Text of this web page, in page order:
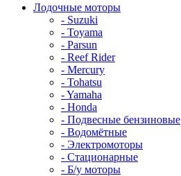
Лодочные моторы
- Suzuki
- Toyama
- Parsun
- Reef Rider
- Mercury
- Tohatsu
- Yamaha
- Honda
- Подвесные бензиновые
- Водомётные
- Электромоторы
- Стационарные
- Б/у моторы